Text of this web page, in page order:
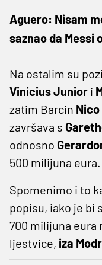
Aguero: Nisam
saznao da Messi
Na ostalim su
Vinicius Junior i
zatim Barcin Nico
završava s
odnosno
500 milijuna eura.
Spomenimo i to
popisu, iako je bi
700 milijuna eura
ljestvice, iza